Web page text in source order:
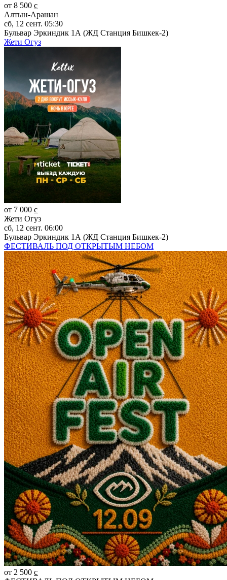
от 8 500 c̲
Алтын-Арашан
сб, 12 сент. 05:30
Бульвар Эркиндик 1А (ЖД Станция Бишкек-2)
Жети Огуз
от 7 000 c̲
Жети Огуз
сб, 12 сент. 06:00
Бульвар Эркиндик 1А (ЖД Станция Бишкек-2)
ФЕСТИВАЛЬ ПОД ОТКРЫТЫМ НЕБОМ
от 2 500 c̲